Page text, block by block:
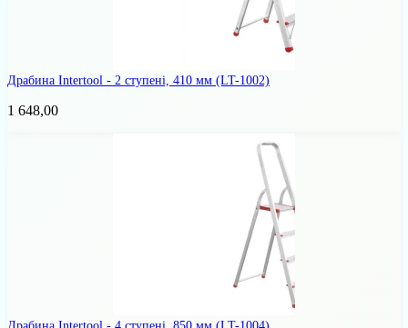
Драбина Intertool - 2 ступені, 410 мм (LT-1002)
1 648,00